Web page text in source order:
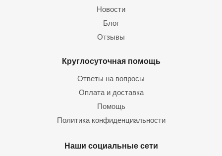
Новости
Блог
Отзывы
Круглосуточная помощь
Ответы на вопросы
Оплата и доставка
Помощь
Политика конфиденциальности
Наши социальные сети